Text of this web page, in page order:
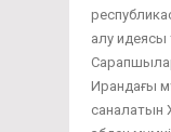
алу идеясы
Ирандағы
саналатын